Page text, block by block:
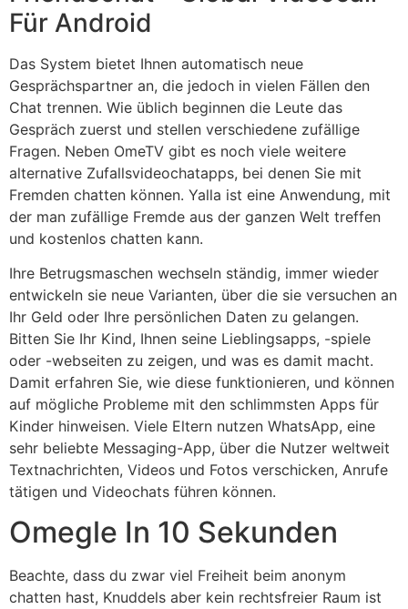
Für Android
Das System bietet Ihnen automatisch neue
Gesprächspartner an, die jedoch in vielen Fällen den
Chat trennen. Wie üblich beginnen die Leute das
Gespräch zuerst und stellen verschiedene zufällige
Fragen. Neben OmeTV gibt es noch viele weitere
alternative Zufallsvideochatapps, bei denen Sie mit
Fremden chatten können. Yalla ist eine Anwendung, mit
der man zufällige Fremde aus der ganzen Welt treffen
und kostenlos chatten kann.
Ihre Betrugsmaschen wechseln ständig, immer wieder
entwickeln sie neue Varianten, über die sie versuchen an
Ihr Geld oder Ihre persönlichen Daten zu gelangen.
Bitten Sie Ihr Kind, Ihnen seine Lieblingsapps, -spiele
oder -webseiten zu zeigen, und was es damit macht.
Damit erfahren Sie, wie diese funktionieren, und können
auf mögliche Probleme mit den schlimmsten Apps für
Kinder hinweisen. Viele Eltern nutzen WhatsApp, eine
sehr beliebte Messaging-App, über die Nutzer weltweit
Textnachrichten, Videos und Fotos verschicken, Anrufe
tätigen und Videochats führen können.
Omegle In 10 Sekunden
Beachte, dass du zwar viel Freiheit beim anonym
chatten hast, Knuddels aber kein rechtsfreier Raum ist